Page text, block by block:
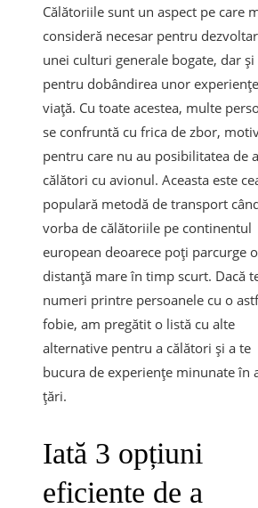
Călătoriile sunt un aspect pe care
consideră necesar pentru
unei culturi generale bogate, dar și
pentru dobândirea unor
viață. Cu toate acestea, multe
se confruntă cu frica de zbor,
pentru care nu au posibilitatea de a
călători cu avionul. Aceasta este
populară metodă de transport
vorba de călătoriile pe continentul
european deoarece poți parcurge o
distanță mare în timp scurt. Dacă
numeri printre persoanele cu o
fobie, am pregătit o listă cu alte
alternative pentru a călători și a te
bucura de experiențe minunate în
țări.
Iată 3 opțiuni
eficiente de a